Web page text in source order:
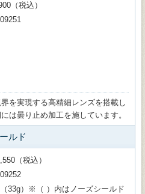
（税込）
を実現する高精細レンズを搭載し
は曇り止め加工を施しています。
ルド
（税込）
33g）※（ ）内はノーズシールド